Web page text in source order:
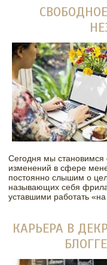
Сегодня мы становимся
изменений в сфере
постоянно слышим о
называющих себя
уставшими работать
КАРЬЕРА В